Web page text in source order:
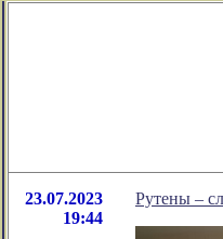
23.07.2023
19:44
Рутены –